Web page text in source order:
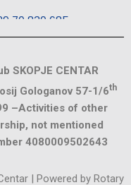
70 830 685
SKOPJE CENTAR
Gologanov 57-1/6th
–Activities of other
not mentioned
4080009502643
| Powered by Rotary